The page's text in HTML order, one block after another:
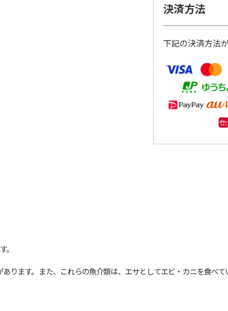
円…
4.8（11）
5,500円
決済方法
下記の決済方法
ます。また、これらの魚介類は、エサとしてエビ・カニを食べて